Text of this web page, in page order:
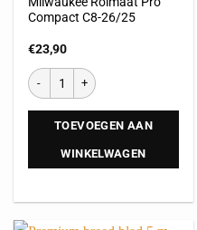
Compact C8-26/25
€23,90
TOEVOEGEN AAN
WINKELWAGEN